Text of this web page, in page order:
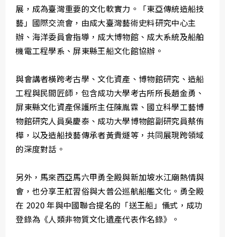
展，成為臺灣重要的文化軟實力。「東亞傳統造船技
藝」國際交流會，由成大臺灣藝術史料研究中心主
辦、海洋委員會指導，成大博物館、成大系統及船舶
機電工程學系、屏東縣王船文化館協辦。
與會講者橫跨考古學、文化資產、博物館研究、造船
工程與民間匠師，包含成功大學考古所所長趙金勇、
屏東縣文化資產保護所主任陳胤霖、國立科學工藝博
物館研究人員吳慶泰、成功大學博物館副研究員蔡侑
樺，以及造船技藝傳承者黃貴燧等，共同展現跨領域
的深度對話。
另外，馬來西亞馬六甲勇全殿與新加坡水江廟熱情與
會，也分享王舡習俗與大普公巡航船艦文化。勇全殿
在 2020 年與中國聯合提名的「送王船」儀式，成功
登錄為《人類非物質文化遺產代表作名錄》。